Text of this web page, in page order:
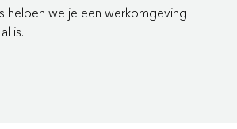
helpen we je een werkomgeving
is.